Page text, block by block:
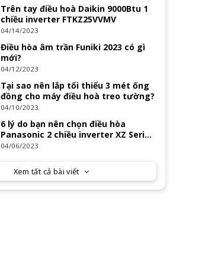
Trên tay điều hoà Daikin 9000Btu 1
chiều inverter FTKZ25VVMV
04/14/2023
Điều hòa âm trần Funiki 2023 có gì
mới?
04/12/2023
Tại sao nên lắp tối thiểu 3 mét ống
đồng cho máy điều hoà treo tường?
04/10/2023
6 lý do bạn nên chọn điều hòa
Panasonic 2 chiều inverter XZ Series
2023
04/06/2023
Xem tất cả bài viết